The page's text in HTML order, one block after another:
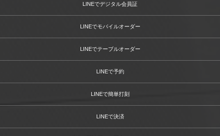
LINEでデジタル会員証
LINEでモバイルオーダー
LINEでテーブルオーダー
LINEで予約
LINEで簡単打刻
LINEで決済